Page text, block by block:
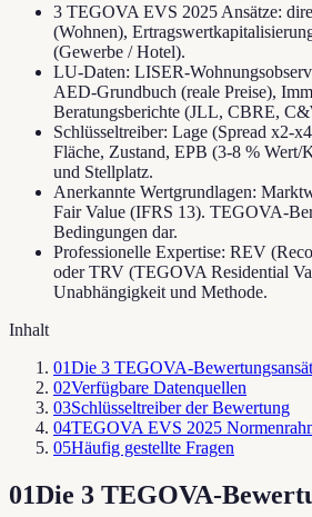
3 TEGOVA EVS 2025 Ansätze:
(Wohnen),
(Gewerbe / Hotel).
LU-Daten: LISER-
AED-Grundbuch (reale Preise),
Beratungsberichte (JLL, CBRE,
Schlüsseltreiber: Lage (Spread x2-
Fläche, Zustand, EPB (3-8 % Wert/
und Stellplatz.
Anerkannte Wertgrundlagen:
Fair Value (IFRS 13). TEGOVA-
Bedingungen dar.
Professionelle Expertise: REV
oder TRV (TEGOVA Residential
Unabhängigkeit und Methode.
Inhalt
01Die 3 TEGOVA-
02Verfügbare Datenquellen
03Schlüsseltreiber der Bewertung
04TEGOVA EVS 2025
05Häufig gestellte Fragen
01Die 3 TEGOVA-